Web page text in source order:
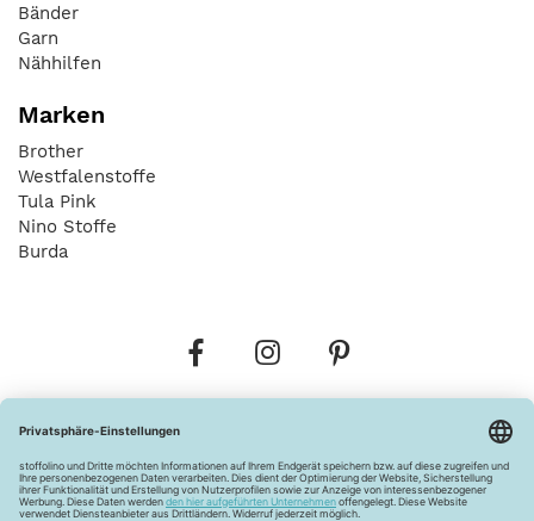
Bänder
Garn
Nähhilfen
Marken
Brother
Westfalenstoffe
Tula Pink
Nino Stoffe
Burda
Widerrufsbelehrung Vertrag widerrufen